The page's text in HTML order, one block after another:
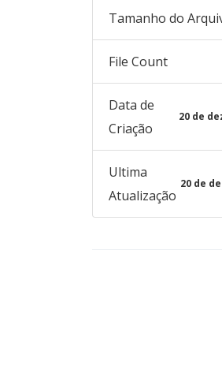
Tamanho do
File Count
Data de
Criação
20 de
Ultima
Atualização
20 de